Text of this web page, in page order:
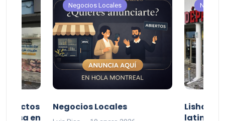
casa en
Negocios Locales
Negocios Locales
Lishaam
latinos